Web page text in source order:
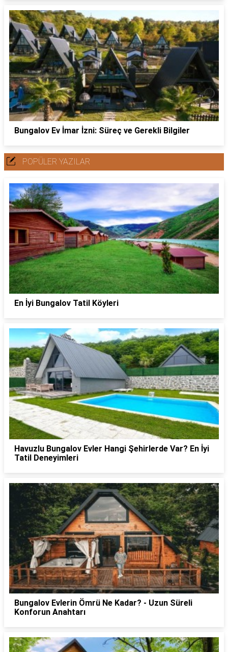
Bungalov Ev İmar İzni: Süreç ve Gerekli Bilgiler
POPÜLER YAZILAR
En İyi Bungalov Tatil Köyleri
Havuzlu Bungalov Evler Hangi Şehirlerde Var? En İyi
Tatil Deneyimleri
Bungalov Evlerin Ömrü Ne Kadar? - Uzun Süreli
Konforun Anahtarı